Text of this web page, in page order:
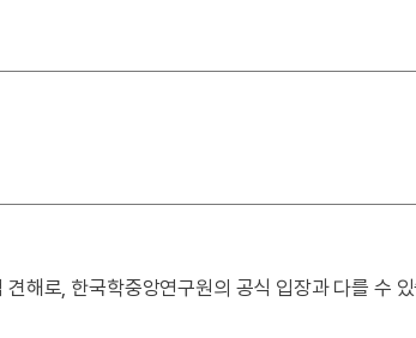
해로, 한국학중앙연구원의 공식 입장과 다를 수